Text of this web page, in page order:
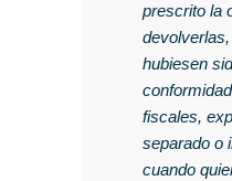
prescrito la
hubiesen
fiscales,
separado o
cuando